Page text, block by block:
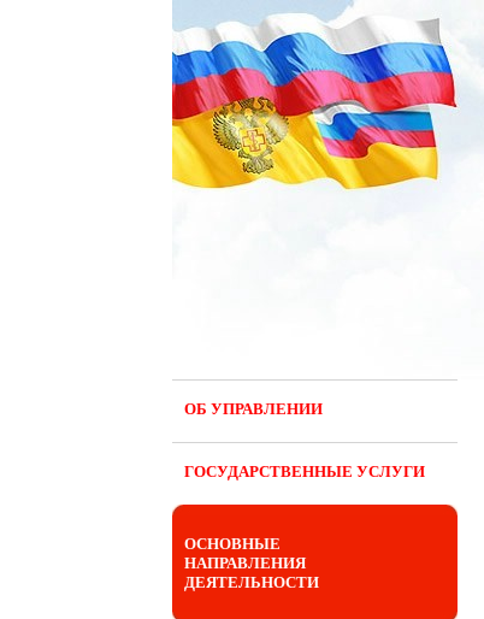
ОБ УПРАВЛЕНИИ
ГОСУДАРСТВЕННЫЕ УСЛУГИ
ОСНОВНЫЕ
НАПРАВЛЕНИЯ
ДЕЯТЕЛЬНОСТИ